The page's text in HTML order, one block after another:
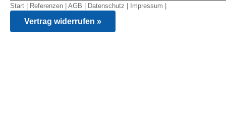
Start Referenzen AGB Datenschutz Impressum
Vertrag widerrufen »